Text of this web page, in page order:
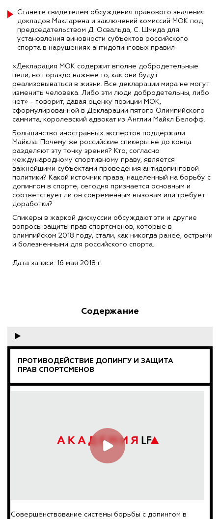
Станете свидетелем обсуждения правового значения
докладов Макларена и заключений комиссий МОК под
председательством Д. Освальда, С. Шмида для
установления виновности субъектов российского
спорта в нарушениях антидопинговых правил
«Декларация МОК содержит вполне добродетельные
цели, но гораздо важнее то, как они будут
реализовываться в жизни. Все декларации мира не могут
изменить человека. Либо эти люди добродетельны, либо
нет» - говорит, давая оценку позиции МОК,
сформулированной в Декларации пятого Олимпийского
саммита, королевский адвокат из Англии Майкл Белофф.
Большинство иностранных экспертов поддержали
Майкла. Почему же российские спикеры не до конца
разделяют эту точку зрения? Кто, согласно
международному спортивному праву, является
важнейшими субъектами проведения антидопинговой
политики? Какой источник права, нацеленный на борьбу с
допингом в спорте, сегодня признается основным и
соответствует ли он современным вызовам или требует
доработки?
Спикеры в жаркой дискуссии обсуждают эти и другие
вопросы защиты прав спортсменов, которые в
олимпийском 2018 году, стали, как никогда ранее, острыми
и болезненными для российского спорта.
Дата записи: 16 мая 2018 г.
Содержание
ПРОТИВОДЕЙСТВИЕ ДОПИНГУ И ЗАЩИТА
ПРАВ СПОРТСМЕНОВ
Совершенствование системы борьбы с допингом в